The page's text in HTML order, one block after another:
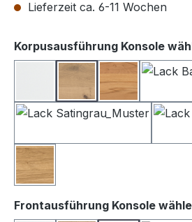
Lieferzeit ca. 6-11 Wochen
Korpusausführung Konsole
BalkeneicheKernbuche
Wildeiche
Frontausführung Konsole